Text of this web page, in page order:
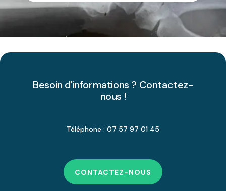
Besoin d'informations ? Contactez-
nous !
Téléphone : 07 57 97 01 45
CONTACTEZ-NOUS